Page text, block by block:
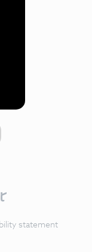
statement